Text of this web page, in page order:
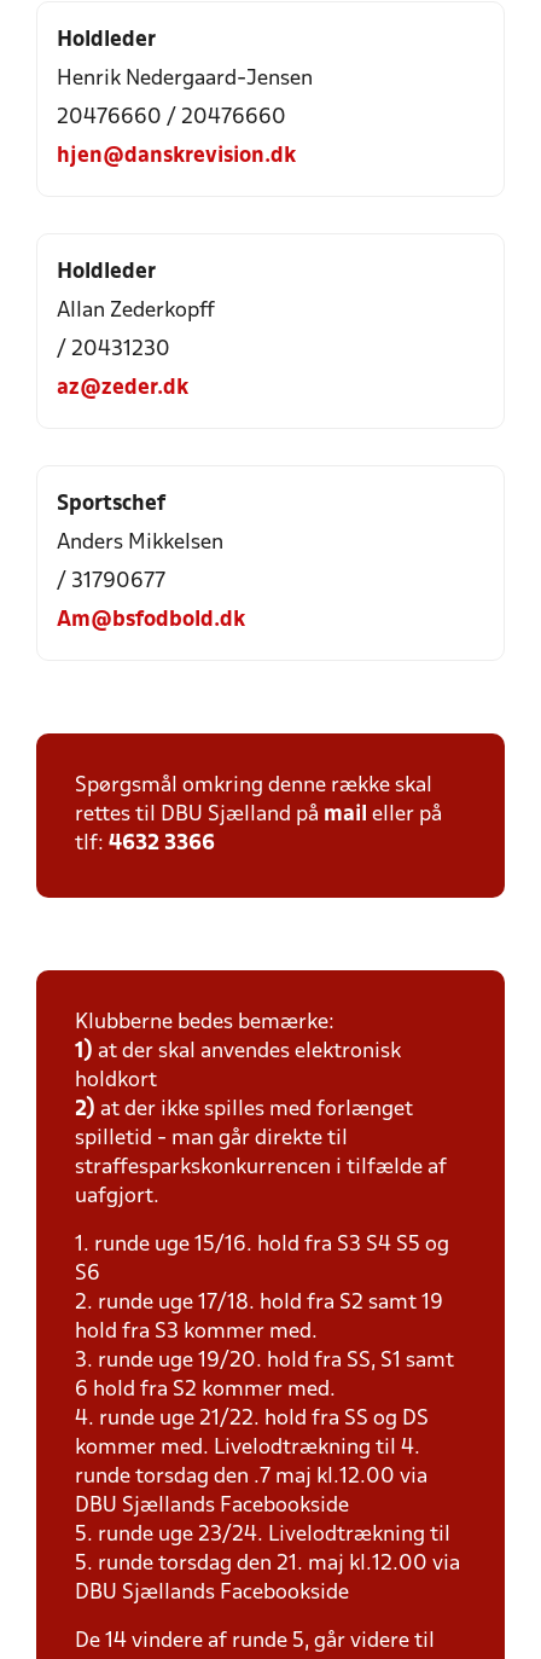
Holdleder
Henrik Nedergaard-Jensen
20476660 / 20476660
hjen@danskrevision.dk
Holdleder
Allan Zederkopff
/ 20431230
az@zeder.dk
Sportschef
Anders Mikkelsen
/ 31790677
Am@bsfodbold.dk
Spørgsmål omkring denne række skal
rettes til DBU Sjælland på mail eller på
tlf: 4632 3366
Klubberne bedes bemærke:
1) at der skal anvendes elektronisk
holdkort
2) at der ikke spilles med forlænget
spilletid - man går direkte til
straffesparkskonkurrencen i tilfælde af
uafgjort.
1. runde uge 15/16. hold fra S3 S4 S5 og
S6
2. runde uge 17/18. hold fra S2 samt 19
hold fra S3 kommer med.
3. runde uge 19/20. hold fra SS, S1 samt
6 hold fra S2 kommer med.
4. runde uge 21/22. hold fra SS og DS
kommer med. Livelodtrækning til 4.
runde torsdag den .7 maj kl.12.00 via
DBU Sjællands Facebookside
5. runde uge 23/24. Livelodtrækning til
5. runde torsdag den 21. maj kl.12.00 via
DBU Sjællands Facebookside
De 14 vindere af runde 5, går videre til